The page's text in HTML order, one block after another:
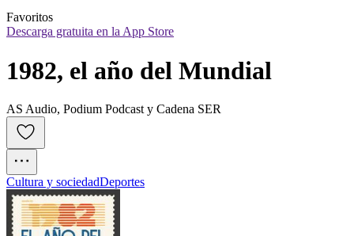
Favoritos
Descarga gratuita en la App Store
1982, el año del Mundial
AS Audio, Podium Podcast y Cadena SER
Cultura y sociedadDeportes